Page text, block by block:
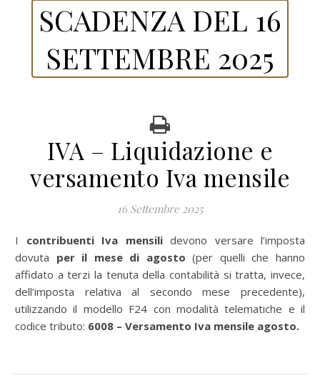
SCADENZA DEL 16
SETTEMBRE 2025
IVA – Liquidazione e
versamento Iva mensile
16 Settembre 2025
contribuenti Iva mensilidevono versare l’imposta
dovuta per il mese di agosto(per quelli che hanno
affidato a terzi la tenuta della contabilità si tratta, invece,
dell’imposta relativa al secondo mese precedente),
utilizzando il modello F24 con modalità telematiche e il
codice tributo: 6008 – Versamento Iva mensile agosto.